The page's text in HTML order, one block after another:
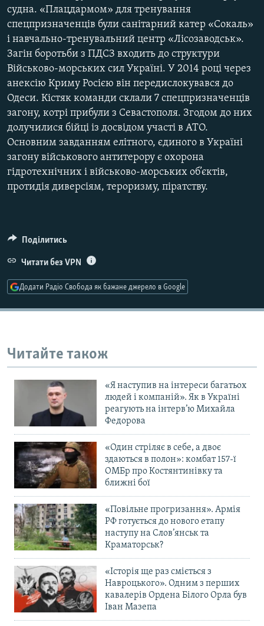
ДОЛУЧАЙСЯ!
Усі сайти RFE/RL
судна. «Плацдармом» для тренування
спецпризначенців були санітарний катер «Сокаль»
і навчально-тренувальний центр «Лісозаводськ».
Загін боротьби з ПДСЗ входить до структури
Військово-морських сил Україні. У 2014 році через
анексію Криму Росією він передислокувався до
Одеси. Кістяк команди склали 7 спецпризначенців
загону, котрі прибули з Севастополя. Згодом до них
долучилися бійці із досвідом участі в АТО.
Основним завданням елітного, єдиного в Україні
загону військового антитерору є охорона
гідротехнічних і військово-морських об’єктів,
протидія диверсіям, тероризму, піратству.
Поділитись
Читати без VPN
Додати Радіо Свобода як бажане джерело в Google
Читайте також
«Я наступив на інтереси багатьох
людей і компаній». Як в Україні
реагують на інтерв’ю Михайла
Федорова
«Один стріляє в себе, а двоє
здаються в полон»: комбат 157-ї
ОМБр про Костянтинівку та
ближні бої
«Повільне прогризання». Армія
РФ готується до нового етапу
наступу на Слов’янськ та
Краматорськ?
«Історія ще раз сміється з
Навроцького». Одним з перших
кавалерів Ордена Білого Орла був
Іван Мазепа